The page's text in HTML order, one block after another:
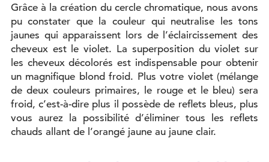
Grâce à la création du cercle chromatique, nous avons
pu constater que la couleur qui neutralise les tons
jaunes qui apparaissent lors de l’éclaircissement des
cheveux est le violet. La superposition du violet sur
les cheveux décolorés est indispensable pour obtenir
un magnifique blond froid. Plus votre violet (mélange
de deux couleurs primaires, le rouge et le bleu) sera
froid, c’est-à-dire plus il possède de reflets bleus, plus
vous aurez la possibilité d’éliminer tous les reflets
chauds allant de l’orangé jaune au jaune clair.